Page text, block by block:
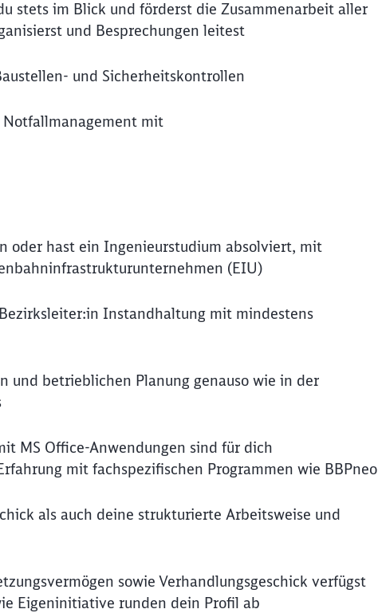
stets im Blick und förderst die Zusammenarbeit aller
und Besprechungen leitest
und Sicherheitskontrollen
Notfallmanagement mit
oder hast ein Ingenieurstudium absolviert, mit
(EIU)
Instandhaltung mit mindestens
und betrieblichen Planung genauso wie in der
MS Office-Anwendungen sind für dich
mit fachspezifischen Programmen wie BBPneo
als auch deine strukturierte Arbeitsweise und
sowie Verhandlungsgeschick verfügst
Eigeninitiative runden dein Profil ab